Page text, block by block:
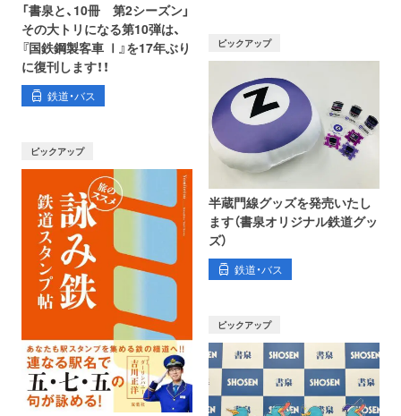
「書泉と、10冊 第2シーズン」
その大トリになる第10弾は、
『国鉄鋼製客車 Ⅰ』を17年ぶり
に復刊します！！
鉄道・バス
ピックアップ
ピックアップ
半蔵門線グッズを発売いたし
ます（書泉オリジナル鉄道グッ
ズ）
鉄道・バス
ピックアップ